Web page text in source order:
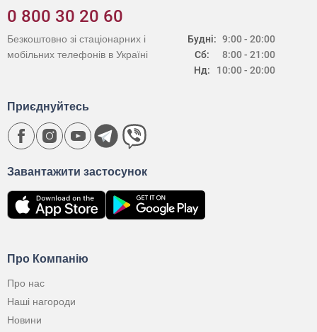
0 800 30 20 60
Будні:
Сб:
Нд:
9:00 - 20:00
8:00 - 21:00
10:00 - 20:00
Безкоштовно зі стаціонарних і
мобільних телефонів в Україні
Про Компанію
Про нас
Наші нагороди
Новини
Завантажити застосунок
Приєднуйтесь